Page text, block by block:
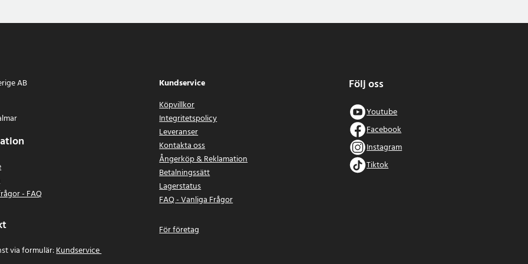
AB
- FAQ
via formulär:Kundservice
Kundservice
Köpvillkor
Integritetspolicy
Leveranser
Kontakta oss
Ångerköp & Reklamation
Betalningssätt
Lagerstatus
FAQ - Vanliga Frågor
För företag
Följ oss
Youtube
Facebook
Instagram
Tiktok